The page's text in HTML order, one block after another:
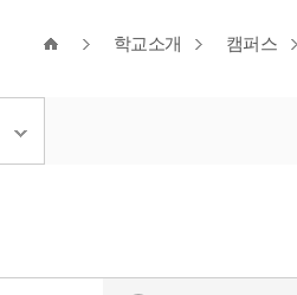
학교소개 캠퍼스